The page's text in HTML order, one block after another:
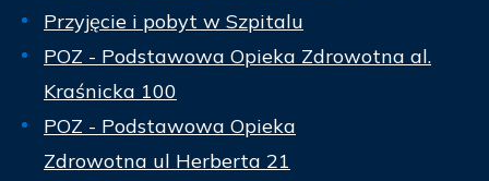
Przyjęcie i pobyt w Szpitalu
POZ - Podstawowa Opieka Zdrowotna al.
Kraśnicka 100
POZ - Podstawowa Opieka
Zdrowotna ul Herberta 21